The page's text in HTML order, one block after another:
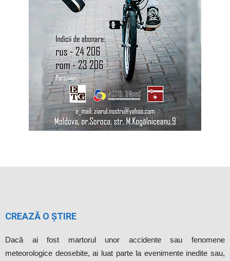
CREAZĂ O ȘTIRE
Dacă ai fost martorul unor accidente sau fenomene
meteorologice deosebite, ai luat parte la evenimente inedite sau,